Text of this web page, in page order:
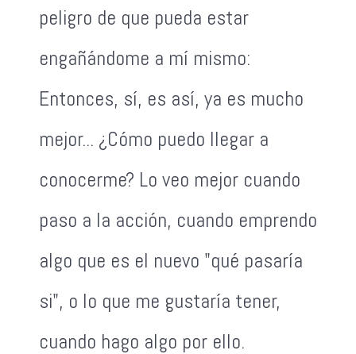
peligro de que pueda estar
engañándome a mí mismo:
Entonces, sí, es así, ya es mucho
mejor... ¿Cómo puedo llegar a
conocerme? Lo veo mejor cuando
paso a la acción, cuando emprendo
algo que es el nuevo "qué pasaría
si", o lo que me gustaría tener,
cuando hago algo por ello.